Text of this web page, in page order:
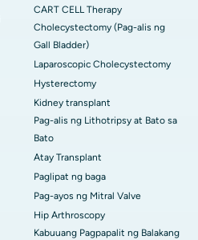
CART CELL Therapy
Cholecystectomy (Pag-alis ng
Gall Bladder)
Laparoscopic Cholecystectomy
Hysterectomy
Kidney transplant
Pag-alis ng Lithotripsy at Bato sa
Bato
Atay Transplant
Paglipat ng baga
Pag-ayos ng Mitral Valve
Hip Arthroscopy
Kabuuang Pagpapalit ng Balakang